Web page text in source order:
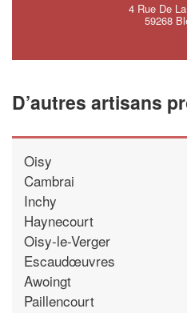
4 Rue De
59268
D’autres artisans
Oisy
Cambrai
Inchy
Haynecourt
Oisy-le-Verger
Escaudœuvres
Awoingt
Paillencourt